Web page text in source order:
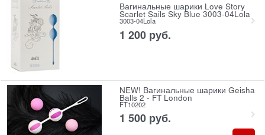
Вагинальные шарики Love Story
Scarlet Sails Sky Blue 3003-04Lola
3003-04Lola
1 200 руб.
NEW! Вагинальные шарики Geisha
Balls 2 - FT London
FT10202
1 500 руб.